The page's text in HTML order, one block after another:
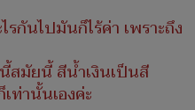
นไปมันก็ไร้ค่า เพราะถึง
สมัยนี้ สีน้ำเงินเป็นสี
ท่านั้นเองค่ะ